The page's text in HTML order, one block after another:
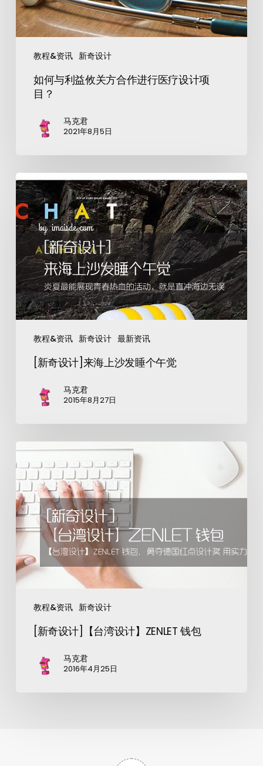
教程&资讯 新奇设计
如何与利益攸关方合作进行医疗设计项
目？
马克君
2021年8月5日
教程&资讯 新奇设计 最新资讯
[新奇设计]来海上沙发睡个午觉
马克君
2015年8月27日
教程&资讯 新奇设计
[新奇设计]【台湾设计】ZENLET 钱包
马克君
2016年4月25日